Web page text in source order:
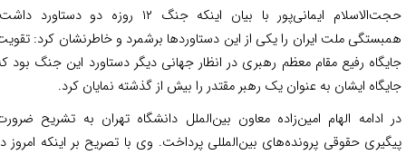
حجت‌الاسلام ایمانی‌پور با بیان اینکه جنگ ۱۲ روزه دو دستاورد داشت،
ملت ایران را یکی از این دستاوردها برشمرد و خاطرنشان کرد: تقویت
رفیع مقام معظم رهبری در انظار جهانی دیگر دستاورد این جنگ بود که
ایشان به عنوان یک رهبر مقتدر را بیش از گذشته نمایان کرد.
ادامه الهام امین‌زاده معاون بین‌الملل دانشگاه تهران به تشریح ضرورت
حقوقی پرونده‌های بین‌المللی پرداخت. وی با تصریح بر اینکه امروز در